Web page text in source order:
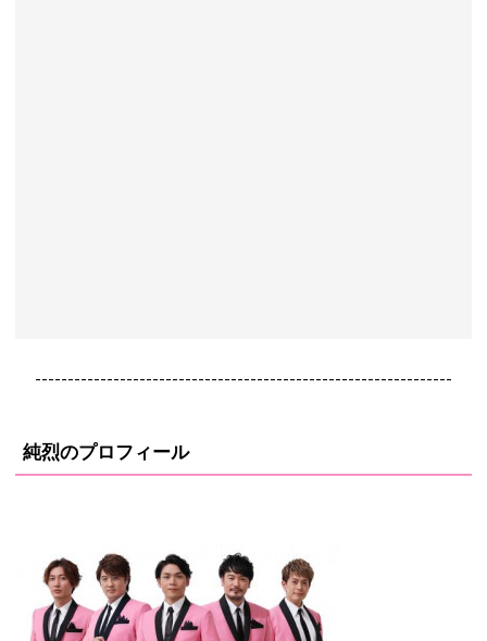
----------------------------------------------------------------
純烈のプロフィール